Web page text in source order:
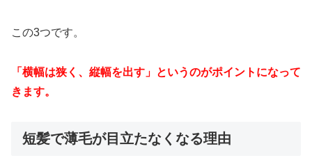
この3つです。
「横幅は狭く、縦幅を出す」というのがポイントになって
きます。
短髪で薄毛が目立たなくなる理由